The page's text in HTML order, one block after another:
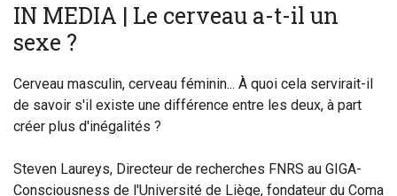
IN MEDIA | Le cerveau a-t-il un
sexe ?
Cerveau masculin, cerveau féminin... À quoi cela servirait-il
de savoir s'il existe une différence entre les deux, à part
créer plus d'inégalités ?
Steven Laureys, Directeur de recherches FNRS au GIGA-
Consciousness de l'Université de Liège, fondateur du Coma